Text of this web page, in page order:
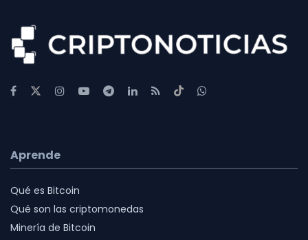
Aprende
Qué es Bitcoin
Qué son las criptomonedas
Minería de Bitcoin